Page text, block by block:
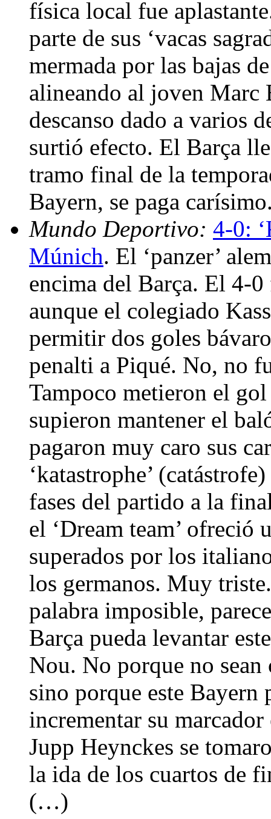
física local fue
parte de sus ‘vacas
mermada por las bajas
alineando al joven Marc
descanso dado a varios
surtió efecto. El Barça
tramo final de la
Bayern, se paga
Mundo Deportivo: 4-0:
Múnich. El ‘panzer’
encima del Barça. El 4-
aunque el colegiado
permitir dos goles
penalti a Piqué. No, no
Tampoco metieron el
supieron mantener el
pagaron muy caro sus
‘katastrophe’
fases del partido a la
el ‘Dream team’ ofreció
superados por los
los germanos. Muy
palabra imposible,
Barça pueda levantar
Nou. No porque no sean
sino porque este Bayern
incrementar su
Jupp Heynckes se
la ida de los cuartos de
(…)